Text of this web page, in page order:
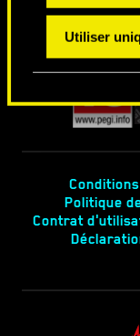
Utiliser
Politique
Contrat